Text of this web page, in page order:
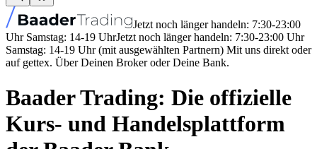
Jetzt noch länger handeln: 7:30-23:00
Uhr Samstag: 14-19 UhrJetzt noch länger handeln: 7:30-23:00 Uhr
Samstag: 14-19 Uhr (mit ausgewählten Partnern) Mit uns direkt oder
auf gettex. Über Deinen Broker oder Deine Bank.
Baader Trading: Die offizielle
Kurs- und Handelsplattform